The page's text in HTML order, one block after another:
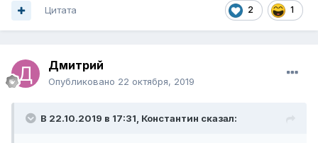
2 1
Цитата
Дмитрий
Опубликовано 22 октября, 2019
В 22.10.2019 в 17:31, Константин сказал: